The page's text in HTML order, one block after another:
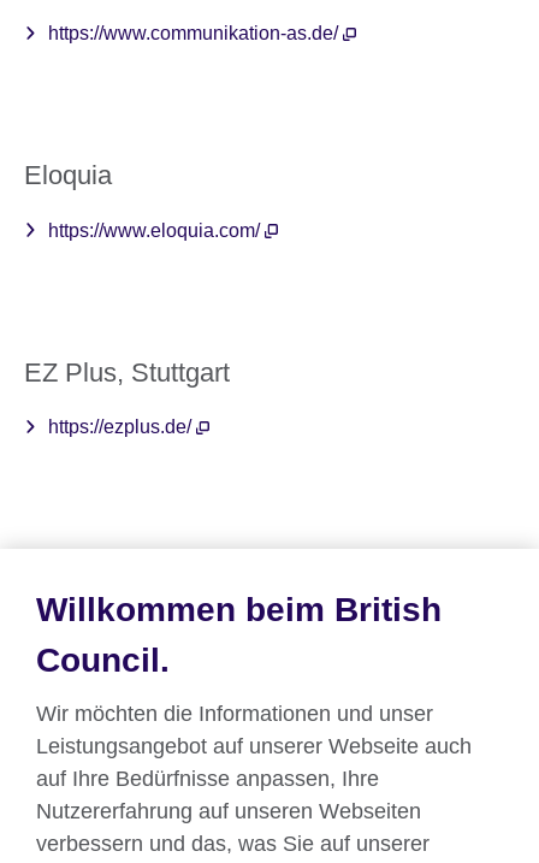
https://www.communikation-as.de/
Eloquia
https://www.eloquia.com/
EZ Plus, Stuttgart
https://ezplus.de/
https://www.sb-avisa.de/
Sind sie daran interessiert ein IELTS-Partner in
Deutschland zu werden?Erfahren Sie mehr.
Willkommen beim British
Council.
Wir möchten die Informationen und unser
Leistungsangebot auf unserer Webseite auch
auf Ihre Bedürfnisse anpassen, Ihre
Nutzererfahrung auf unseren Webseiten
verbessern und das, was Sie auf unserer